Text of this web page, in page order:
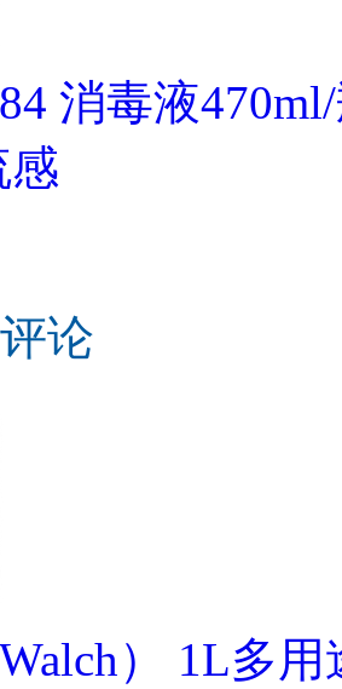
消毒液
感
论
） 1L多